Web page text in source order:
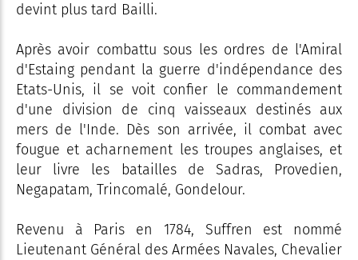
devint plus tard Bailli.
Après avoir combattu sous les ordres de l'Amiral
d'Estaing pendant la guerre d'indépendance des
Etats-Unis, il se voit confier le commandement
d'une division de cinq vaisseaux destinés aux
mers de l'Inde. Dès son arrivée, il combat avec
fougue et acharnement les troupes anglaises, et
leur livre les batailles de Sadras, Provedien,
Negapatam, Trincomalé, Gondelour.
Revenu à Paris en 1784, Suffren est nommé
Lieutenant Général des Armées Navales, Chevalier